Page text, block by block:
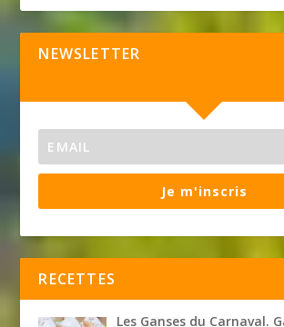
NEWSLETTER
Je m'inscris
RECETTES
Les Ganses du Carnaval.